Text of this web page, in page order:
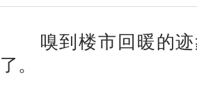
嗅到楼市回暖的迹
了。